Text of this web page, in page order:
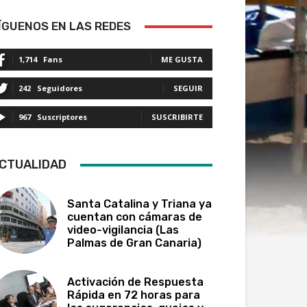
EN LAS REDES
1,714 Fans ME GUSTA
242 Seguidores SEGUIR
967 Suscriptores SUSCRIBIRTE
Santa Catalina y Triana ya
cuentan con cámaras de
video-vigilancia (Las
Palmas de Gran Canaria)
Activación de Respuesta
Rápida en 72 horas para